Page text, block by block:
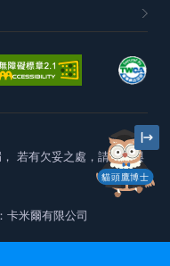
貓頭鷹博士
若有欠妥之處，請隨時與
卡米爾有限公司